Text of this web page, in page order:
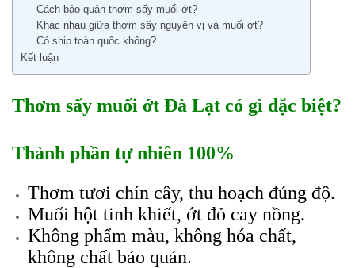
Cách bảo quản thơm sấy muối ớt?
Khác nhau giữa thơm sấy nguyên vị và muối ớt?
Có ship toàn quốc không?
Kết luận
Thơm sấy muối ớt Đà Lạt có gì đặc biệt?
Thành phần tự nhiên 100%
Thơm tươi chín cây, thu hoạch đúng độ.
Muối hột tinh khiết, ớt đỏ cay nồng.
Không phẩm màu, không hóa chất,
không chất bảo quản.